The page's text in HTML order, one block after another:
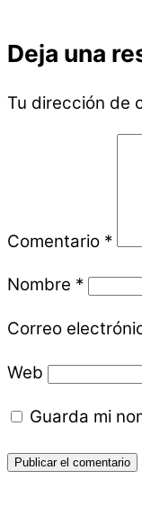
Deja una
Tu dirección de
Comentario *
Nombre *
Correo
Web
Guarda mi